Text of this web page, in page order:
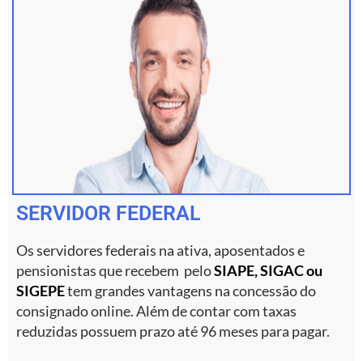
SERVIDOR FEDERAL
Os servidores federais na ativa, aposentados e
pensionistas que recebem peloSIAPE, SIGAC ou
SIGEPEtem grandes vantagens na concessão do
consignado online. Além de contar com taxas
reduzidas possuem prazo até 96 meses para pagar.